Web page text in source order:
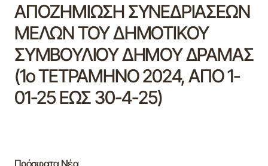
ΑΠΟΖΗΜΙΩΣΗ ΣΥΝΕΔΡΙΑΣΕΩΝ
ΜΕΛΩΝ ΤΟΥ ΔΗΜΟΤΙΚΟΥ
ΣΥΜΒΟΥΛΙΟΥ ΔΗΜΟΥ ΔΡΑΜΑΣ
(1ο ΤΕΤΡΑΜΗΝΟ 2024, ΑΠΟ 1-
01-25 ΕΩΣ 30-4-25)
Πρόσφατα Νέα